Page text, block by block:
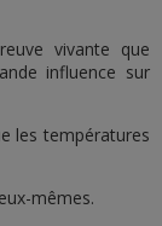
vivante que
influence sur
les températures
mêmes.